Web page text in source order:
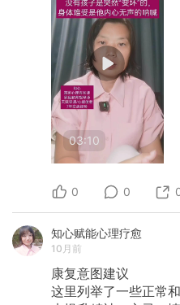
03:10
0 0
知心赋能心理疗愈
10月前
康复意图建议
这里列举了一些正常